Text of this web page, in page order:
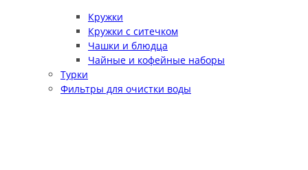
Кружки
Кружки с ситечком
Чашки и блюдца
Чайные и кофейные наборы
Турки
Фильтры для очистки воды